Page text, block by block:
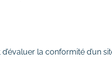
la conformité d’un